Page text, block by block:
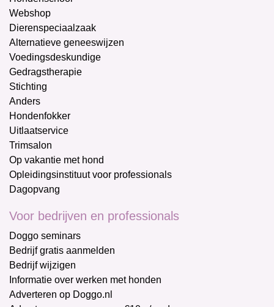
Webshop
Dierenspeciaalzaak
Alternatieve geneeswijzen
Voedingsdeskundige
Gedragstherapie
Stichting
Anders
Hondenfokker
Uitlaatservice
Trimsalon
Op vakantie met hond
Opleidingsinstituut voor professionals
Dagopvang
Voor bedrijven en professionals
Doggo seminars
Bedrijf gratis aanmelden
Bedrijf wijzigen
Informatie over werken met honden
Adverteren op Doggo.nl